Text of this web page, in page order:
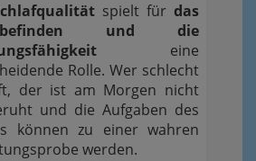
spielt für das
und die
eine
Rolle. Wer schlecht
der ist am Morgen nicht
und die Aufgaben des
können zu einer wahren
werden.